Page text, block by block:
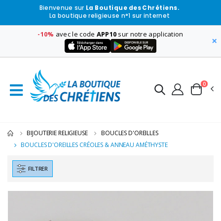
Bienvenue sur La Boutique des Chrétiens.
La boutique religieuse n°1 sur internet
-10% avec le code APP10 sur notre application
×
0
BIJOUTERIE RELIGIEUSE
BOUCLES D'OREILLES
BOUCLES D'OREILLES CRÉOLES & ANNEAU AMÉTHYSTE
FILTRER